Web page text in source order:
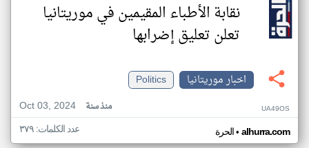
نقابة الأطباء المقيمين في موريتانيا
تعلن تعليق إضرابها
اخبار موريتانيا
Politics
Oct 03, 2024
منذ سنة UA49OS
الحرة• alhurra.com عدد الكلمات: ٣٧٩